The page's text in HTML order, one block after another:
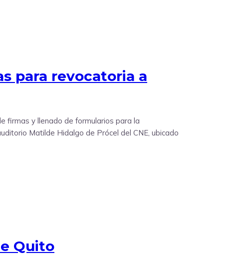
para revocatoria a
firmas y llenado de formularios para la
Matilde Hidalgo de Prócel del CNE, ubicado
Quito